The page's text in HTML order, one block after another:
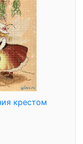
крестом